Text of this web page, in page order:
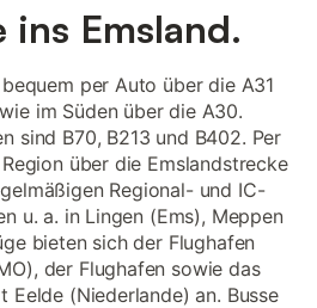
ins Emsland.
per Auto über die A31
im Süden über die A30.
sind B70, B213 und B402. Per
über die Emslandstrecke
Regional- und IC-
u. a. in Lingen (Ems), Meppen
bieten sich der Flughafen
der Flughafen sowie das
Eelde (Niederlande) an. Busse